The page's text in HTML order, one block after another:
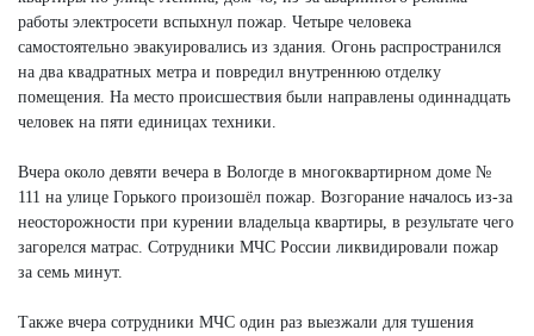
работы электросети вспыхнул пожар. Четыре человека
самостоятельно эвакуировались из здания. Огонь распространился
на два квадратных метра и повредил внутреннюю отделку
помещения. На место происшествия были направлены одиннадцать
человек на пяти единицах техники.
Вчера около девяти вечера в Вологде в многоквартирном доме №
111 на улице Горького произошёл пожар. Возгорание началось из-за
неосторожности при курении владельца квартиры, в результате чего
загорелся матрас. Сотрудники МЧС России ликвидировали пожар
за семь минут.
Также вчера сотрудники МЧС один раз выезжали для тушения